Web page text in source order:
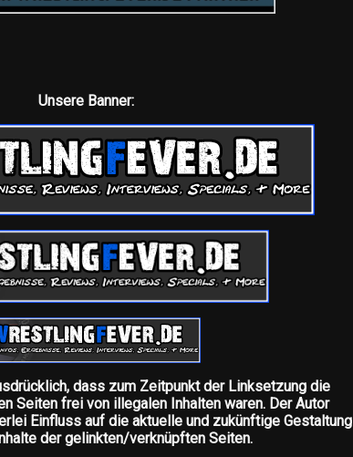
Unsere Banner:
dass zum Zeitpunkt der Linksetzung die
Seiten frei von illegalen Inhalten waren. Der Autor
Einfluss auf die aktuelle und zukünftige Gestaltung
der gelinkten/verknüpften Seiten.